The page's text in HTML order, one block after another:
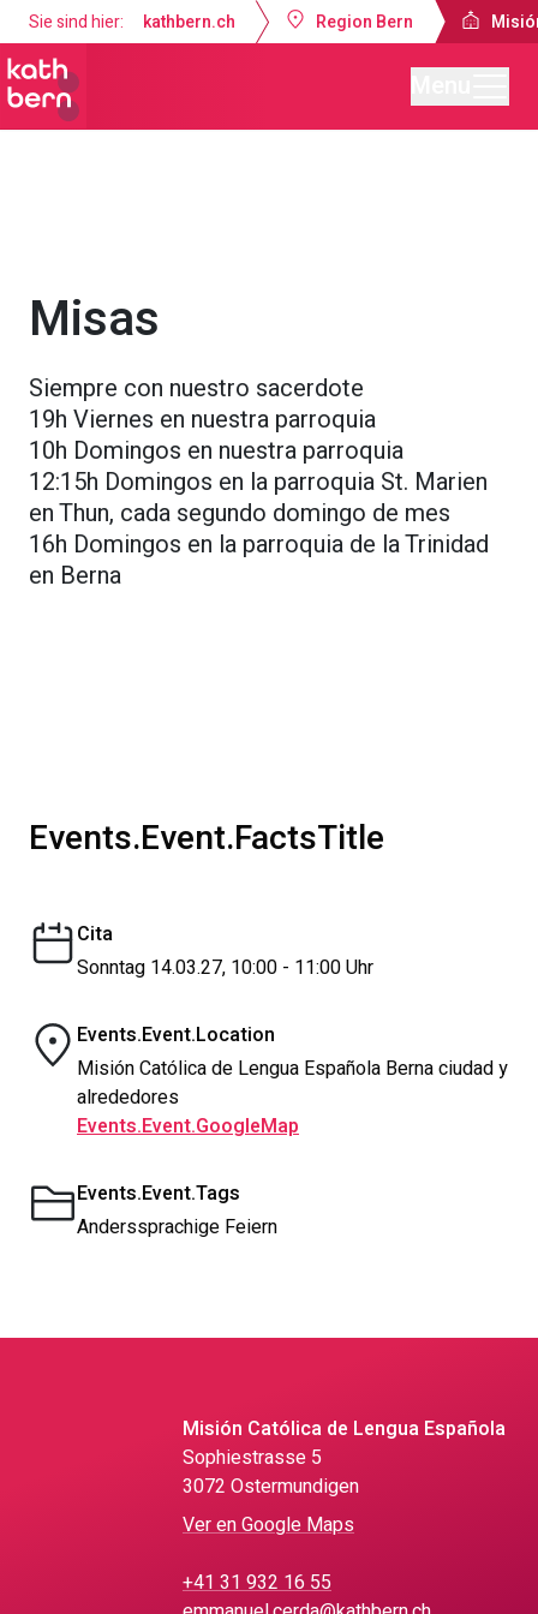
Sie sind hier: kathbern.ch Region Bern
Misas
Siempre con nuestro sacerdote
19h Viernes en nuestra parroquia
10h Domingos en nuestra parroquia
12:15h Domingos en la parroquia St. Marien
en Thun, cada segundo domingo de mes
16h Domingos en la parroquia de la Trinidad
en Berna
Events.Event.FactsTitle
Cita
Sonntag 14.03.27, 10:00 - 11:00 Uhr
Events.Event.Location
Misión Católica de Lengua Española Berna ciudad y
alrededores
Events.Event.GoogleMap
Events.Event.Tags
Anderssprachige Feiern
Misión Católica de Lengua Española
Sophiestrasse 5
3072 Ostermundigen
Ver en Google Maps
+41 31 932 16 55